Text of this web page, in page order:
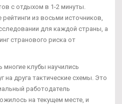
с отдыхом в 1-2 минуты.
из восьми источников,
для каждой страны, а
странового риска от
многие клубы научились
на друга тактические схемы. Это
работодатель
на текущем месте, и